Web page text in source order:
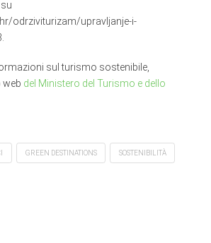
odrziviturizam/upravljanje-i-
sul turismo sostenibile,
web del Ministero del Turismo e dello
GREEN DESTINATIONS SOSTENIBILITÀ